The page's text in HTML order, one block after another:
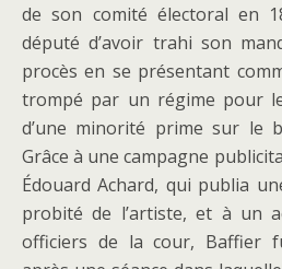
de son comité électoral en
député d’avoir trahi son
procès en se présentant
trompé par un régime pour
d’une minorité prime sur le
Grâce à une campagne
Édouard Achard, qui publia
probité de l’artiste, et à un
officiers de la cour, Baffier